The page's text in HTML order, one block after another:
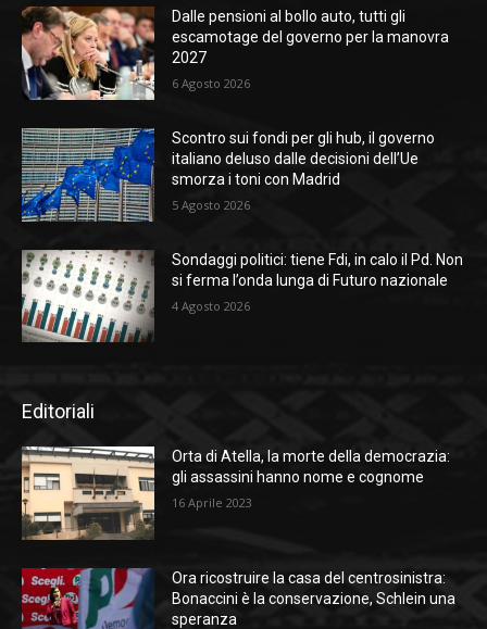
Dalle pensioni al bollo auto, tutti gli
escamotage del governo per la manovra
2027
6 Agosto 2026
Scontro sui fondi per gli hub, il governo
italiano deluso dalle decisioni dell’Ue
smorza i toni con Madrid
5 Agosto 2026
Sondaggi politici: tiene Fdi, in calo il Pd. Non
si ferma l’onda lunga di Futuro nazionale
4 Agosto 2026
Editoriali
Orta di Atella, la morte della democrazia:
gli assassini hanno nome e cognome
16 Aprile 2023
Ora ricostruire la casa del centrosinistra:
Bonaccini è la conservazione, Schlein una
speranza